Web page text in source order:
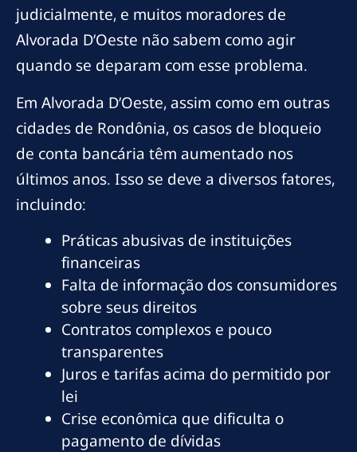
judicialmente, e muitos moradores de
Alvorada D’Oeste não sabem como agir
quando se deparam com esse problema.
Em Alvorada D’Oeste, assim como em outras
cidades de Rondônia, os casos de bloqueio
de conta bancária têm aumentado nos
últimos anos. Isso se deve a diversos fatores,
incluindo:
Práticas abusivas de instituições
financeiras
Falta de informação dos consumidores
sobre seus direitos
Contratos complexos e pouco
transparentes
Juros e tarifas acima do permitido por
lei
Crise econômica que dificulta o
pagamento de dívidas